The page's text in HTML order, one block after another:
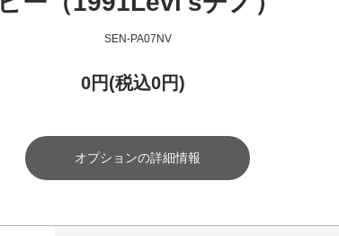
SEN-PA07NV
0円(税込0円)
オプションの詳細情報